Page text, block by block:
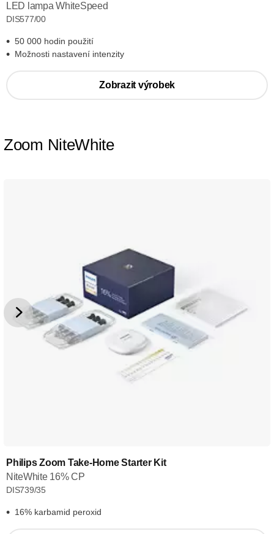
LED lampa WhiteSpeed
DIS577/00
50 000 hodin použití
Možnosti nastavení intenzity
Zobrazit výrobek
Zoom NiteWhite
Philips Zoom Take-Home Starter Kit
NiteWhite 16% CP
DIS739/35
16% karbamid peroxid